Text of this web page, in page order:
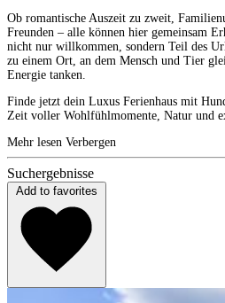
Ob romantische Auszeit zu zweit,
Freunden – alle können hier gemeinsam
nicht nur willkommen, sondern Teil des
zu einem Ort, an dem Mensch und Tier
Energie tanken.
Finde jetzt dein Luxus Ferienhaus mit
Zeit voller Wohlfühlmomente, Natur und
Mehr lesen Verbergen
Suchergebnisse
Add to favorites